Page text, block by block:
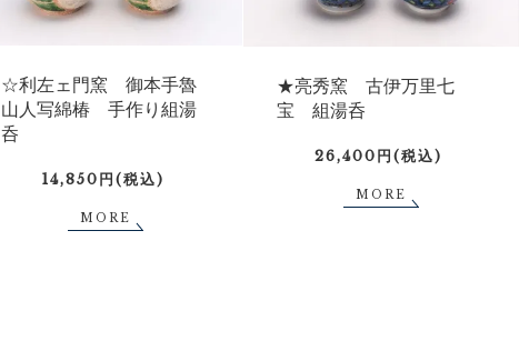
☆利左ェ門窯 御本手魯
山人写綿椿 手作り組湯
呑
14,850円(税込)
MORE
★亮秀窯 古伊万里七
宝 組湯呑
26,400円(税込)
MORE